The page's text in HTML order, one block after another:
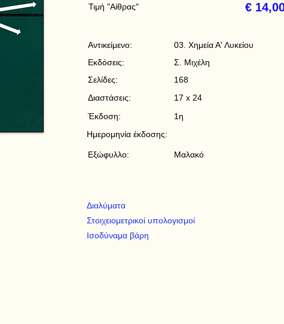
€
Τιμή "Αίθρας"
Αντικείμενο:
Εκδόσεις:
Σελίδες:
Διαστάσεις:
Έκδοση:
Ημερομηνία έκδοσης:
Εξώφυλλο:
03. Χημεία Α' Λυκείου
Σ. Μιχέλη
168
17 x 24
1η
Μαλακό
Διαλύματα
Στοιχειομετρικοί υπολογισμοί
Ισοδύναμα βάρη